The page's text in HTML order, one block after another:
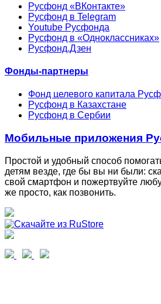
Русфонд «ВКонтакте»
Русфонд в Telegram
Youtube Русфонда
Русфонд в «Одноклассниках»
Русфонд.Дзен
Фонды-партнеры
Фонд целевого капитала
Русфонд в Казахстане
Русфонд в Сербии
Мобильные приложения
Простой и удобный способ
детям везде, где бы вы ни были:
свой смартфон и пожертвуйте
же просто, как позвонить.